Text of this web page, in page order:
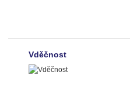
Vděčnost